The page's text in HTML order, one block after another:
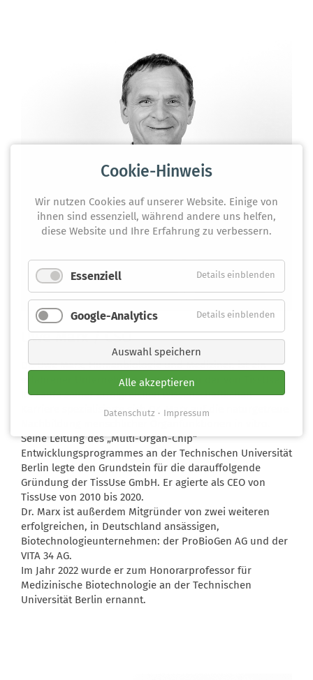
Uwe Marx / CSO
Dr. Uwe Marx, Humanbiologie und Mediziner, ist ein
erfahrener Unternehmer und der Gründer von TissUse.
Im Laufe seiner erfolgreichen wissenschaftlichen
Karriere spezialisierte sich Dr. Marx auf die naturgetreue
Seine Leitung des „Multi-Organ-Chip“
Entwicklungsprogrammes an der Technischen Universität
Berlin legte den Grundstein für die darauffolgende
Gründung der TissUse GmbH. Er agierte als CEO von
TissUse von 2010 bis 2020.
Dr. Marx ist außerdem Mitgründer von zwei weiteren
erfolgreichen, in Deutschland ansässigen,
Biotechnologieunternehmen: der ProBioGen AG und der
VITA 34 AG.
Im Jahr 2022 wurde er zum Honorarprofessor für
Medizinische Biotechnologie an der Technischen
Universität Berlin ernannt.
Cookie-Hinweis
Wir nutzen Cookies auf unserer Website. Einige von
ihnen sind essenziell, während andere uns helfen,
diese Website und Ihre Erfahrung zu verbessern.
Essenziell Details einblenden
Google-Analytics Details einblenden
Auswahl speichern
Alle akzeptieren
Datenschutz Impressum